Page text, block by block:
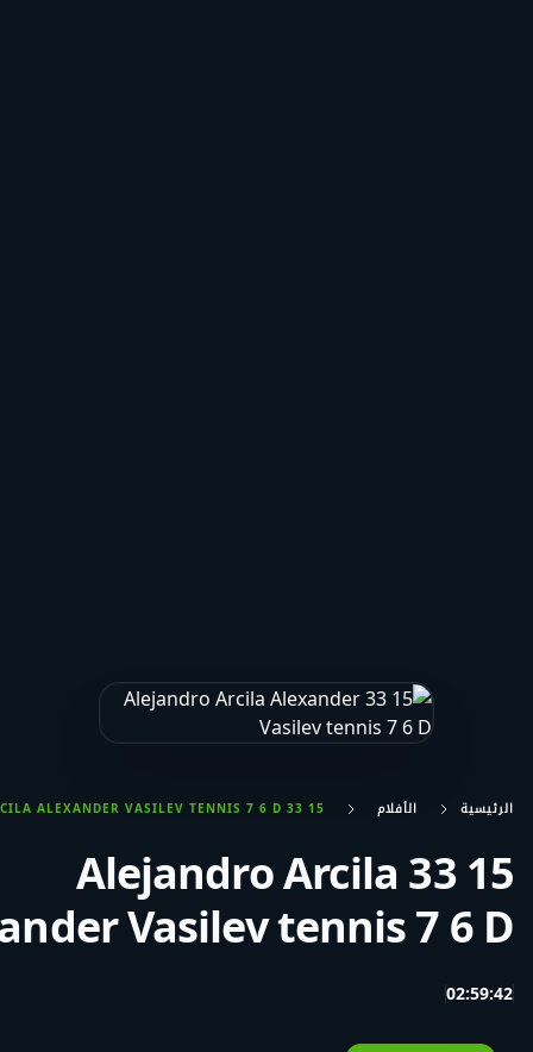
الرئيسية الأفلام 15 33 ALEJANDRO ARCILA ALEXANDER VASILEV TENNIS 7 6 D
15 33 Alejandro Arcila
Vasilev tennis 7 6 D
02:59:42